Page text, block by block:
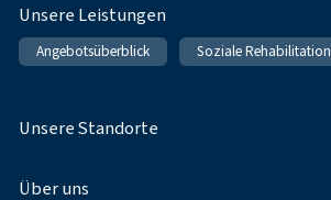
Unsere Leistungen
Angebotsüberblick Soziale Rehabilitation
Unsere Standorte
Über uns